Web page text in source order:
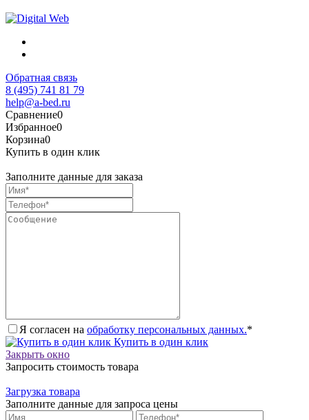
Обратная связь
8 (495) 741 81 79
help@a-bed.ru
Сравнение0
Избранное0
Корзина0
Купить в один клик
Заполните данные для заказа
Я согласен на обработку персональных данных.*
Купить в один клик
Закрыть окно
Запросить стоимость товара
Загрузка товара
Заполните данные для запроса цены